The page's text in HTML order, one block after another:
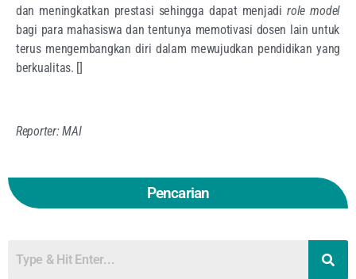
Pencarian
dan meningkatkan prestasi sehingga dapat menjadirole model
bagi para mahasiswa dan tentunya memotivasi dosen lain untuk
terus mengembangkan diri dalam mewujudkan pendidikan yang
berkualitas. []
Reporter: MAI